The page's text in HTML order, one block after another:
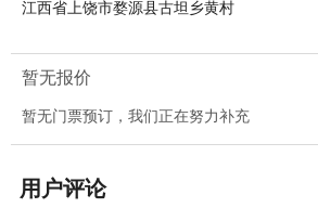
江西省上饶市婺源县古坦乡黄村
暂无报价
暂无门票预订，我们正在努力补充
用户评论